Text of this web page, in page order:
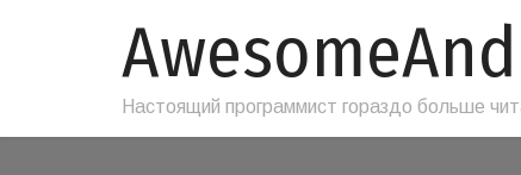
Настоящий программист гораздо больше